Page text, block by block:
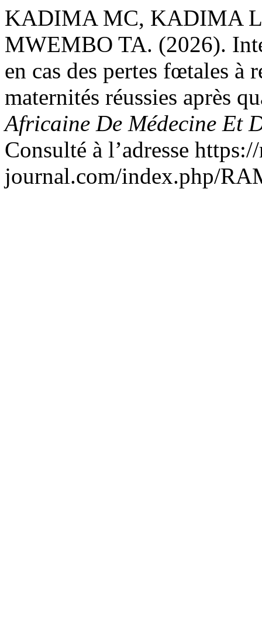
KADIMA MC, KADIMA
MWEMBO TA. (2026).
en cas des pertes fœtales
maternités réussies après
Africaine De Médecine Et
Consulté à l’adresse
journal.com/index.php/